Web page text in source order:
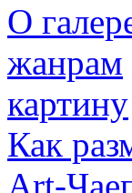
О
жанрам
картину
Как
Art-